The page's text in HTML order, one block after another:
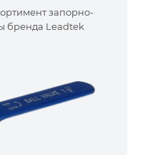
запорно-
бренда Leadtek